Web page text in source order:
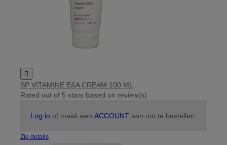

SP VITAMINE E&A CREAM 100 ML
Rated out of 5 stars based on review(s)
Log in of maak een ACCOUNT aan om te bestellen.
Zie details